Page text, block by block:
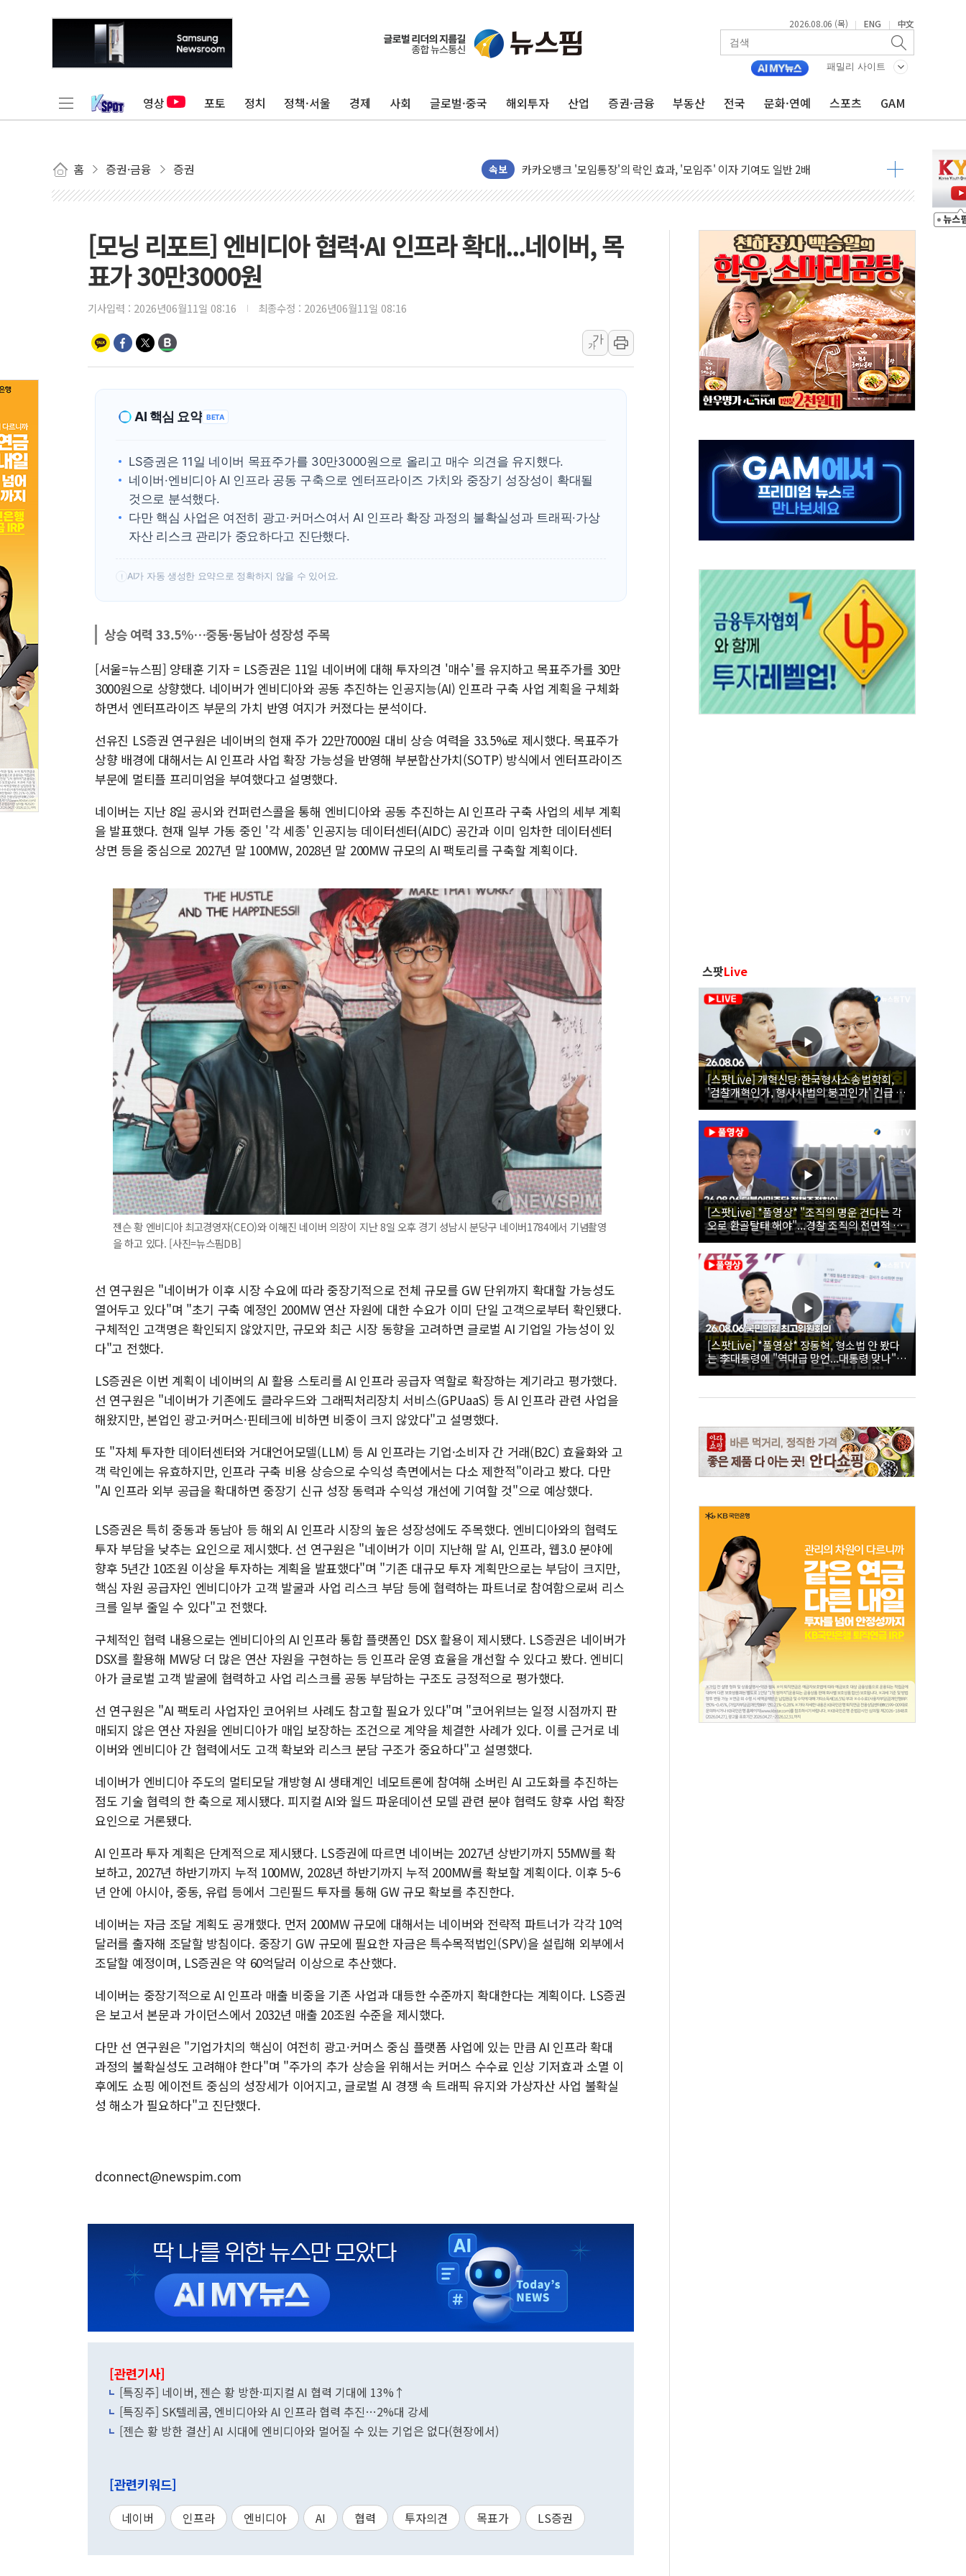
2026.08.06 (목) | ENG | 中文
패밀리 사이트
영상 포토 정치 정책·서울 경제 사회 글로벌·중국 해외투자 산업 증권·금융 부동산 전국 문화·연예 스포츠 GAM
홈 증권·금융 증권 속보
흥국자산운용, 코스닥 성장주 담은 채권혼합 펀드 2종 출시
외국인 돌아왔지만 …'삼전·하이닉스'는 사고 급등주는 팔았다
미래에셋자산운용 "변동성 커진 AI 반도체, 메모리 넘어 밸류체인 분산 투자해야"
반도체 대형주 급락에 코스피 4%↓…매도 사이드카 발동
더본코리아 홍콩반점, '부산 돼지국밥짬뽕' 2주간 전국 한시 판매
ADT캡스, 매장 운영·보안 통합관리 앱 출시
환율 100원 빠지면 현대차 영업익 2.2조 증발...하반기 '환율 역풍' 우려
국내 최대 400MW 규모 해남 태양광발전 '첫삽'…남동발전, 재생에너지 '앞장'
경찰, '홍명보 감독 선임 의혹' 축구협회 압수수색
삼성전자, FMS 2026서 차세대 AI 메모리 기술력 과시
LX하우시스 "역대급 폭염에 고단열 인테리어 관심 급증"
일 안 하고 '초과근무 수당' 챙긴 경찰관 2명 송치
토마토시스템 조길주·이강찬 대표, 자사주 매수
[특징주] 고려아연, 상반기 최대 실적에 13%대 급등
SBI저축은행, 최고 연 7.7% '생활파킹통장' 출시
[모닝 리포트] 엔비디아 협력·AI 인프라 확대...네이버, 목
표가 30만3000원
기사입력 : 2026년06월11일 08:16 최종수정 : 2026년06월11일 08:16
가
가
AI 핵심 요약 BETA
LS증권은 11일 네이버 목표주가를 30만3000원으로 올리고 매수 의견을 유지했다.
네이버·엔비디아 AI 인프라 공동 구축으로 엔터프라이즈 가치와 중장기 성장성이 확대될
것으로 분석했다.
다만 핵심 사업은 여전히 광고·커머스여서 AI 인프라 확장 과정의 불확실성과 트래픽·가상
자산 리스크 관리가 중요하다고 진단했다.
! AI가 자동 생성한 요약으로 정확하지 않을 수 있어요.
상승 여력 33.5%…중동·동남아 성장성 주목
[서울=뉴스핌] 양태훈 기자 = LS증권은 11일 네이버에 대해 투자의견 '매수'를 유지하고 목표주가를 30만
3000원으로 상향했다. 네이버가 엔비디아와 공동 추진하는 인공지능(AI) 인프라 구축 사업 계획을 구체화
하면서 엔터프라이즈 부문의 가치 반영 여지가 커졌다는 분석이다.
선유진 LS증권 연구원은 네이버의 현재 주가 22만7000원 대비 상승 여력을 33.5%로 제시했다. 목표주가
상향 배경에 대해서는 AI 인프라 사업 확장 가능성을 반영해 부분합산가치(SOTP) 방식에서 엔터프라이즈
부문에 멀티플 프리미엄을 부여했다고 설명했다.
네이버는 지난 8일 공시와 컨퍼런스콜을 통해 엔비디아와 공동 추진하는 AI 인프라 구축 사업의 세부 계획
을 발표했다. 현재 일부 가동 중인 '각 세종' 인공지능 데이터센터(AIDC) 공간과 이미 임차한 데이터센터
상면 등을 중심으로 2027년 말 100MW, 2028년 말 200MW 규모의 AI 팩토리를 구축할 계획이다.
젠슨 황 엔비디아 최고경영자(CEO)와 이해진 네이버 의장이 지난 8일 오후 경기 성남시 분당구 네이버1784에서 기념촬영
을 하고 있다. [사진=뉴스핌DB]
선 연구원은 "네이버가 이후 시장 수요에 따라 중장기적으로 전체 규모를 GW 단위까지 확대할 가능성도
열어두고 있다"며 "초기 구축 예정인 200MW 연산 자원에 대한 수요가 이미 단일 고객으로부터 확인됐다.
구체적인 고객명은 확인되지 않았지만, 규모와 최근 시장 동향을 고려하면 글로벌 AI 기업일 가능성이 있
다"고 전했다.
LS증권은 이번 계획이 네이버의 AI 활용 스토리를 AI 인프라 공급자 역할로 확장하는 계기라고 평가했다.
선 연구원은 "네이버가 기존에도 클라우드와 그래픽처리장치 서비스(GPUaaS) 등 AI 인프라 관련 사업을
해왔지만, 본업인 광고·커머스·핀테크에 비하면 비중이 크지 않았다"고 설명했다.
또 "자체 투자한 데이터센터와 거대언어모델(LLM) 등 AI 인프라는 기업·소비자 간 거래(B2C) 효율화와 고
객 락인에는 유효하지만, 인프라 구축 비용 상승으로 수익성 측면에서는 다소 제한적"이라고 봤다. 다만
"AI 인프라 외부 공급을 확대하면 중장기 신규 성장 동력과 수익성 개선에 기여할 것"으로 예상했다.
LS증권은 특히 중동과 동남아 등 해외 AI 인프라 시장의 높은 성장성에도 주목했다. 엔비디아와의 협력도
투자 부담을 낮추는 요인으로 제시했다. 선 연구원은 "네이버가 이미 지난해 말 AI, 인프라, 웹3.0 분야에
향후 5년간 10조원 이상을 투자하는 계획을 발표했다"며 "기존 대규모 투자 계획만으로는 부담이 크지만,
핵심 자원 공급자인 엔비디아가 고객 발굴과 사업 리스크 부담 등에 협력하는 파트너로 참여함으로써 리스
크를 일부 줄일 수 있다"고 전했다.
구체적인 협력 내용으로는 엔비디아의 AI 인프라 통합 플랫폼인 DSX 활용이 제시됐다. LS증권은 네이버가
DSX를 활용해 MW당 더 많은 연산 자원을 구현하는 등 인프라 운영 효율을 개선할 수 있다고 봤다. 엔비디
아가 글로벌 고객 발굴에 협력하고 사업 리스크를 공동 부담하는 구조도 긍정적으로 평가했다.
선 연구원은 "AI 팩토리 사업자인 코어위브 사례도 참고할 필요가 있다"며 "코어위브는 일정 시점까지 판
매되지 않은 연산 자원을 엔비디아가 매입 보장하는 조건으로 계약을 체결한 사례가 있다. 이를 근거로 네
이버와 엔비디아 간 협력에서도 고객 확보와 리스크 분담 구조가 중요하다"고 설명했다.
네이버가 엔비디아 주도의 멀티모달 개방형 AI 생태계인 네모트론에 참여해 소버린 AI 고도화를 추진하는
점도 기술 협력의 한 축으로 제시됐다. 피지컬 AI와 월드 파운데이션 모델 관련 분야 협력도 향후 사업 확장
요인으로 거론됐다.
AI 인프라 투자 계획은 단계적으로 제시됐다. LS증권에 따르면 네이버는 2027년 상반기까지 55MW를 확
보하고, 2027년 하반기까지 누적 100MW, 2028년 하반기까지 누적 200MW를 확보할 계획이다. 이후 5~6
년 안에 아시아, 중동, 유럽 등에서 그린필드 투자를 통해 GW 규모 확보를 추진한다.
네이버는 자금 조달 계획도 공개했다. 먼저 200MW 규모에 대해서는 네이버와 전략적 파트너가 각각 10억
달러를 출자해 조달할 방침이다. 중장기 GW 규모에 필요한 자금은 특수목적법인(SPV)을 설립해 외부에서
조달할 예정이며, LS증권은 약 60억달러 이상으로 추산했다.
네이버는 중장기적으로 AI 인프라 매출 비중을 기존 사업과 대등한 수준까지 확대한다는 계획이다. LS증권
은 보고서 본문과 가이던스에서 2032년 매출 20조원 수준을 제시했다.
다만 선 연구원은 "기업가치의 핵심이 여전히 광고·커머스 중심 플랫폼 사업에 있는 만큼 AI 인프라 확대
과정의 불확실성도 고려해야 한다"며 "주가의 추가 상승을 위해서는 커머스 수수료 인상 기저효과 소멸 이
후에도 쇼핑 에이전트 중심의 성장세가 이어지고, 글로벌 AI 경쟁 속 트래픽 유지와 가상자산 사업 불확실
성 해소가 필요하다"고 진단했다.
dconnect@newspim.com
[관련기사]
[특징주] 네이버, 젠슨 황 방한·피지컬 AI 협력 기대에 13%↑
[특징주] SK텔레콤, 엔비디아와 AI 인프라 협력 추진…2%대 강세
[젠슨 황 방한 결산] AI 시대에 엔비디아와 멀어질 수 있는 기업은 없다(현장에서)
[관련키워드]
네이버 인프라 엔비디아 AI 협력 투자의견 목표가 LS증권
스팟Live
[스팟Live] 개혁신당·한국형사소송법학회,
'검찰개혁인가, 형사사법의 붕괴인가' 긴급 세
미나｜26.08.06
[스팟Live] *풀영상* "조직의 명운 건다는 각
오로 환골탈태 해야"...경찰 조직의 전면적 쇄
신 촉구한 한병도 | 26.08.06 더불어민주당 정
책조정회의
[스팟Live] *풀영상* 장동혁, 형소법 안 봤다
는 李대통령에 "역대급 망언...대통령 맞나"｜
26.08.06 국민의힘 최고위원회의